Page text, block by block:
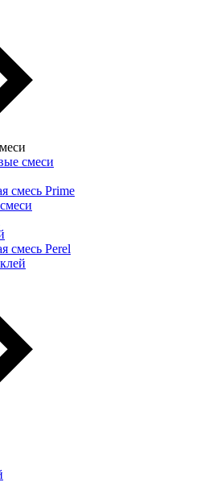
смеси
смесь Prime
смесь Perel